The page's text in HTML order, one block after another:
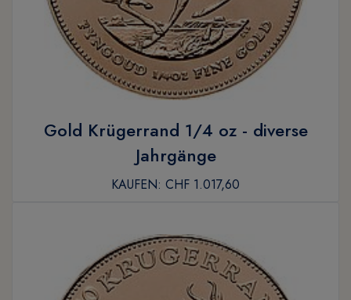
Gold Krügerrand 1/4 oz - diverse
Jahrgänge
KAUFEN: CHF 1.017,60